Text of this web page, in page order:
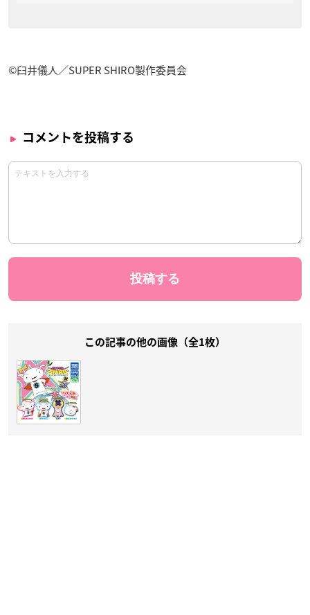
©臼井儀人／SUPER SHIRO製作委員会
コメントを投稿する
この記事の他の画像（全1枚）